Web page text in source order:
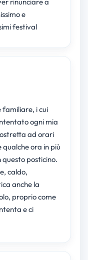
e
festival
familiare, i cui
ogni mia
ad orari
ora in più
posticino.
caldo,
anche la
proprio come
e ci